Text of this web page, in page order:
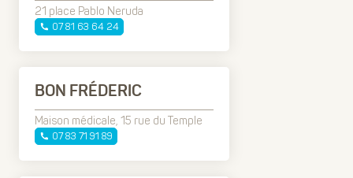
21 place Pablo Neruda
07 81 63 64 24
BON FRÉDERIC
Maison médicale, 15 rue du Temple
07 83 71 91 89